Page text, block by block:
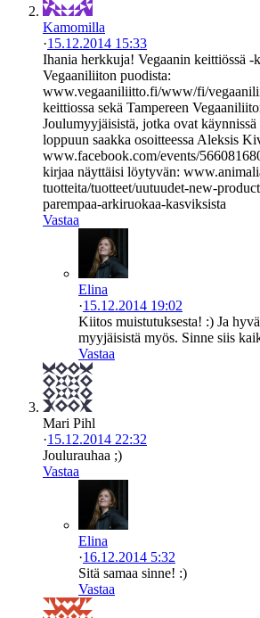
Kamomilla
·15.12.2014 15:33
Ihania herkkuja! Vegaanin keittiössä
Vegaaniliiton puodista:
www.vegaaniliitto.fi/www/fi/
keittiossa sekä Tampereen
Joulumyyjäisistä, jotka ovat
loppuun saakka osoitteessa Aleksis
www.facebook.com/events/
kirjaa näyttäisi löytyvän:
tuotteita/tuotteet/uutuudet-new-
parempaa-arkiruokaa-kasviksista
Vastaa
Elina
·15.12.2014 19:02
Kiitos muistutuksesta! :) Ja
myyjäisistä myös. Sinne siis
Vastaa
Mari Pihl
·15.12.2014 22:32
Joulurauhaa ;)
Vastaa
Elina
·16.12.2014 5:32
Sitä samaa sinne! :)
Vastaa